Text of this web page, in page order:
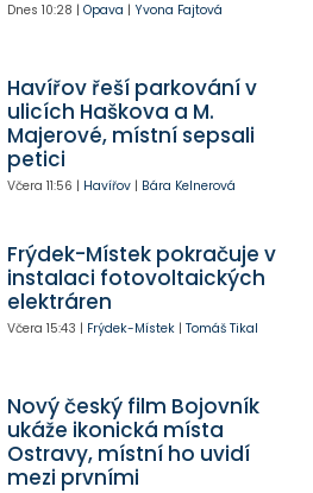
Dnes 10:28 | Opava | Yvona Fajtová
Havířov řeší parkování v
ulicích Haškova a M.
Majerové, místní sepsali
petici
Včera 11:56 | Havířov| Bára Kelnerová
Frýdek-Místek pokračuje v
instalaci fotovoltaických
elektráren
Včera 15:43 | Frýdek-Místek| Tomáš Tikal
Nový český film Bojovník
ukáže ikonická místa
Ostravy, místní ho uvidí
mezi prvními